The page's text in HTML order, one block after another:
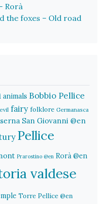
Rorà
the foxes – Old road
animals Bobbio Pellice
fairy folklore Germanasca
San Giovanni @en
Pellice
Prarostino @en Rorà @en
valdese
Torre Pellice @en